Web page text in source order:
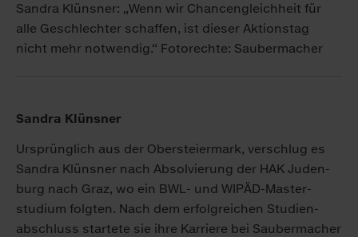
Sandra Klünsner: „Wenn wir Chancengleichheit für
alle Geschlechter schaffen, ist dieser Aktionstag
nicht mehr notwendig.“ Fotorechte: Saubermacher
Sandra Klünsner
Ursprünglich aus der Ober­steiermark, verschlug es
Sandra Klünsner nach Absolvierung der HAK Juden­
burg nach Graz, wo ein BWL- und WIPÄD-Master­
studium folgten. Nach dem erfolg­reichen Studien­
abschluss startete sie ihre Karriere bei Sauber­macher